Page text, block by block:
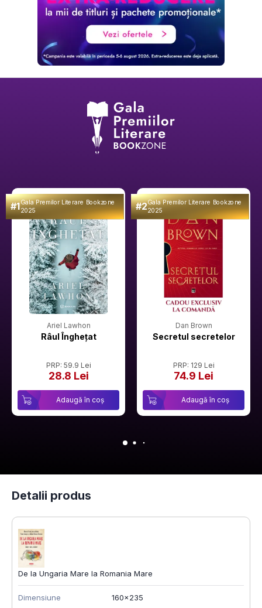
#1Gala Premilor Literare Bookzone
2025
Ariel Lawhon
Râul Înghețat
PRP: 59.9 Lei
28.8 Lei
Adaugă în coș
#2Gala Premilor Literare Bookzone
2025
Dan Brown
Secretul secretelor
PRP: 129 Lei
74.9 Lei
Adaugă în coș
Detalii produs
De la Ungaria Mare la Romania Mare
Dimensiune 160x235